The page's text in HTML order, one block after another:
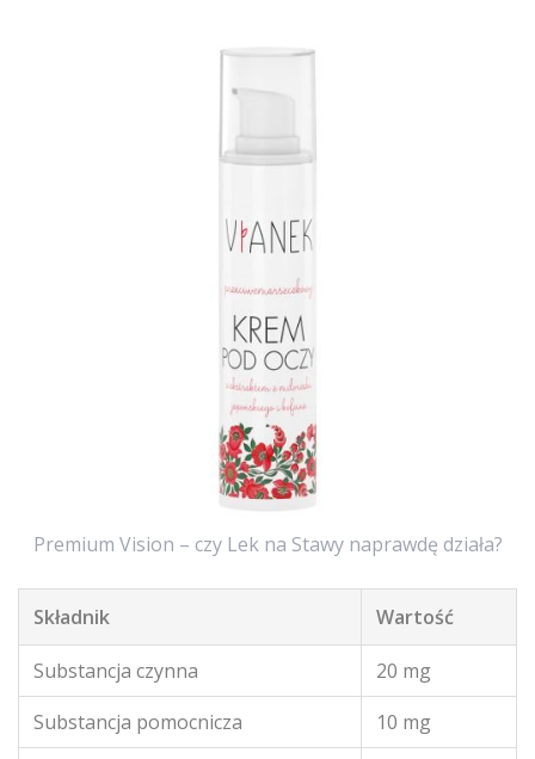
Premium Vision – czy Lek na Stawy naprawdę działa?
Składnik Wartość
Substancja czynna
20 mg
Substancja pomocnicza
10 mg